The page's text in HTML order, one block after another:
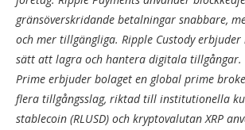
gränsöverskridande betalningar snabbare,
och mer tillgängliga. Ripple Custody
sätt att lagra och hantera digitala tillgångar.
Prime erbjuder bolaget en global prime
flera tillgångsslag, riktad till institutionella
stablecoin (RLUSD) och kryptovalutan XRP